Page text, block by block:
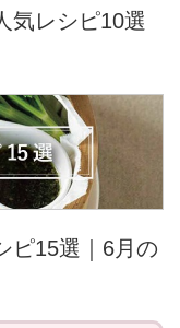
気レシピ10選
ピ15選｜6月の